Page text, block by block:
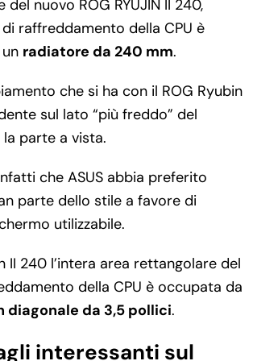
del nuovo ROG RYUJIN II 240,
raffreddamento della CPU è
radiatore da 240 mm.
che si ha con il ROG Ryubin
sul lato “più freddo” del
parte a vista.
che ASUS abbia preferito
parte dello stile a favore di
utilizzabile.
II 240 l’intera area rettangolare del
della CPU è occupata da
diagonale da 3,5 pollici.
interessanti sul